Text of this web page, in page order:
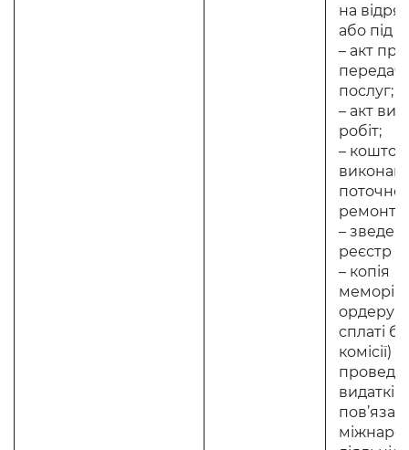
на
або під
– акт
послуг;
– акт
робіт;
–
ремонту;
–
реєстр
– копія
ордеру
сплаті
комісії)